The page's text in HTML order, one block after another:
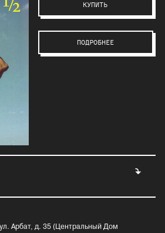
КУПИТЬ
ПОДРОБНЕЕ
Арбат, д. 35 (Центральный Дом